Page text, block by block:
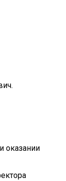
оказании